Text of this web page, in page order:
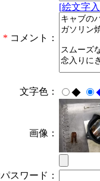
* コメント：
[絵文字
文字色： ◆
画像：
スワード：